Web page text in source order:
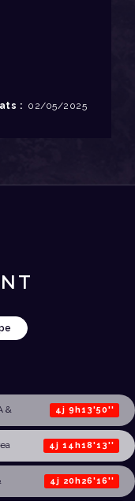
: 02/05/2025
&
4j 9h13'50''
4j 14h18'13''
4j 20h26'16''